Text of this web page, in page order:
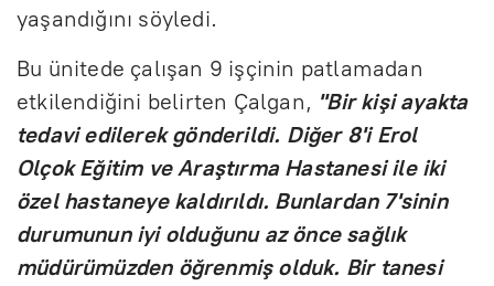
yaşandığını söyledi.
Bu ünitede çalışan 9 işçinin patlamadan
etkilendiğini belirten Çalgan, "Bir kişi ayakta
tedavi edilerek gönderildi. Diğer 8'i Erol
Olçok Eğitim ve Araştırma Hastanesi ile iki
özel hastaneye kaldırıldı. Bunlardan 7'sinin
durumunun iyi olduğunu az önce sağlık
müdürümüzden öğrenmiş olduk. Bir tanesi